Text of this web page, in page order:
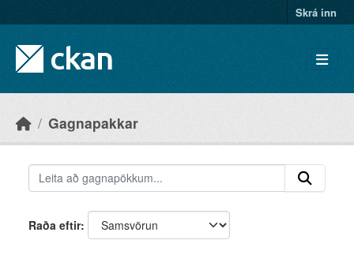
Skrá inn
Gagnapakkar
Raða eftir